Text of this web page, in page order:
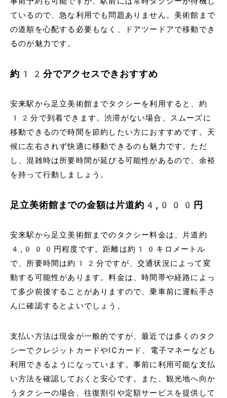
ているので、急な利用でも問題ありません。美術館まで
の道順を心配する必要もなく、ドアツードアで移動でき
るのが魅力です。
約12分でアクセスできおすすめ
安来駅から足立美術館までタクシーを利用すると、約
12分で到着できます。渋滞がない場合、スムーズに
移動できるので時間を節約したい方におすすめです。天
候に左右されず快適に移動できるのも魅力です。ただ
し、混雑時は所要時間が延びる可能性があるので、余裕
を持って行動しましょう。
足立美術館までの金額は片道約4,000円
安来駅から足立美術館までのタクシー料金は、片道約
4,000円程度です。距離は約10キロメートル
で、所要時間は約12分ですが、交通状況によって変
動する可能性があります。料金は、時間帯や経路によっ
て多少前後することがありますので、乗車前に運転手さ
んに確認するとよいでしょう。
支払い方法は現金が一般的ですが、最近では多くのタク
シーでクレジットカードやICカード、電子マネーなども
利用できるようになっています。事前に利用可能な支払
い方法を確認しておくと安心です。また、観光地へ向か
うタクシーの場合、往復割引や定額サービスを提供して